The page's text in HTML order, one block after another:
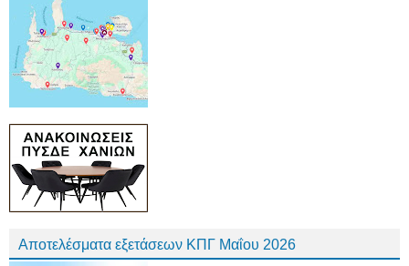
Αποτελέσματα εξετάσεων ΚΠΓ Μαΐου 2026